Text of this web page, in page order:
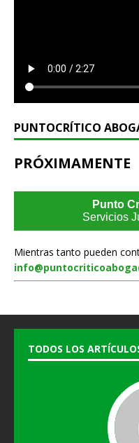
PUNTOCRÍTICO
PRÓXIMAMENTE
Punto
Servicios
Mientras tanto pueden
TODOS LOS